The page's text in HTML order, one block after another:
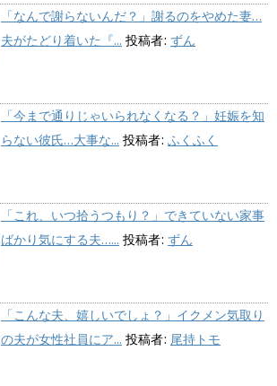
「なんで謝らないんだ？」謝るのをやめた妻…
夫がたどり着いた『... 投稿者: ずん
「今まで通りじゃいられなくなる？」妊娠を知
らない彼氏…大事な... 投稿者: ふくふく
「これ、いつ拾うつもり？」できていない家事
ばかり気にする夫…... 投稿者: ずん
「こんな夫、嬉しいでしょ？」イクメン気取り
の夫が女性社員にア... 投稿者: 尾持トモ